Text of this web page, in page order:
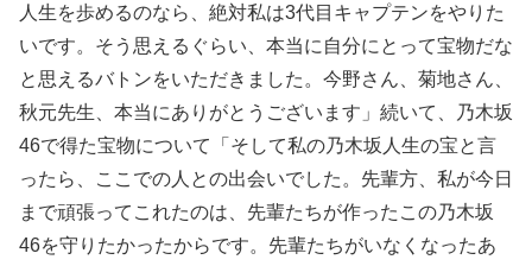
人生を歩めるのなら、絶対私は3代目キャプテンをやりた
いです。そう思えるぐらい、本当に自分にとって宝物だな
と思えるバトンをいただきました。今野さん、菊地さん、
秋元先生、本当にありがとうございます」続いて、乃木坂
46で得た宝物について「そして私の乃木坂人生の宝と言
ったら、ここでの人との出会いでした。先輩方、私が今日
まで頑張ってこれたのは、先輩たちが作ったこの乃木坂
46を守りたかったからです。先輩たちがいなくなったあ